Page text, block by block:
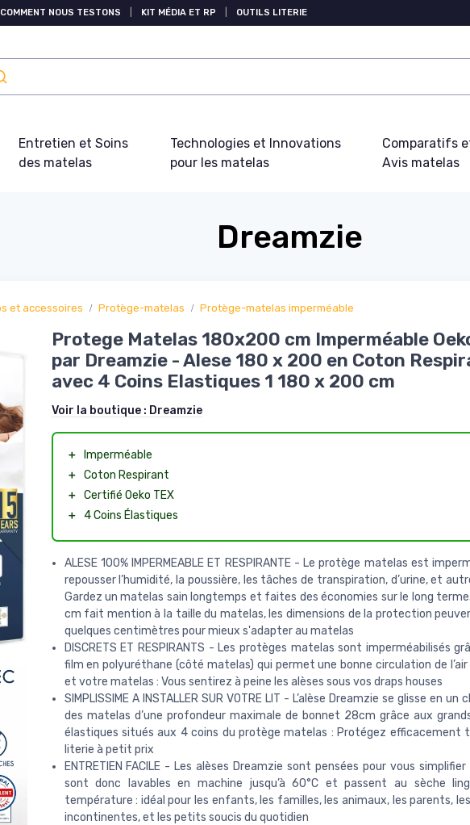
COMMENT NOUS TESTONS KIT MÉDIA ET RP OUTILS LITERIE
Entretien et Soins
des matelas
Technologies et Innovations
pour les matelas
Comparatifs
Avis matelas
Dreamzie
et accessoires Protège-matelas Protège-matelas imperméable
Protege Matelas 180x200 cm Imperméable
par Dreamzie - Alese 180 x 200 en Coton
avec 4 Coins Elastiques 1 180 x 200 cm
Voir la boutique : Dreamzie
＋
Imperméable
＋ Coton Respirant
＋ Certifié Oeko TEX
＋ 4 Coins Élastiques
ALESE 100% IMPERMEABLE ET RESPIRANTE - Le protège matelas est
repousser l’humidité, la poussière, les tâches de transpiration, d’urine, et
Gardez un matelas sain longtemps et faites des économies sur le long
cm fait mention à la taille du matelas, les dimensions de la protection
quelques centimètres pour mieux s'adapter au matelas
DISCRETS ET RESPIRANTS - Les protèges matelas sont imperméabilisés
film en polyuréthane (côté matelas) qui permet une bonne circulation de
et votre matelas : Vous sentirez à peine les alèses sous vos draps houses
SIMPLISSIME A INSTALLER SUR VOTRE LIT - L’alèse Dreamzie se glisse en un
des matelas d’une profondeur maximale de bonnet 28cm grâce aux
élastiques situés aux 4 coins du protège matelas : Protégez efficacement
literie à petit prix
ENTRETIEN FACILE - Les alèses Dreamzie sont pensées pour vous
sont donc lavables en machine jusqu’à 60°C et passent au sèche
température : idéal pour les enfants, les familles, les animaux, les parents,
incontinentes, et les petits soucis du quotidien